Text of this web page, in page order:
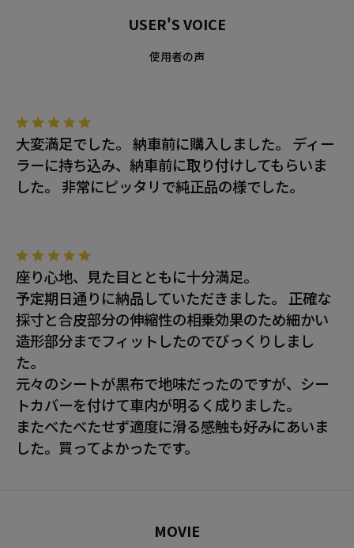
USER'S VOICE
使用者の声
大変満足でした。 納車前に購入しました。 ディー
ラーに持ち込み、納車前に取り付けしてもらいま
した。 非常にピッタリで純正品の様でした。
座り心地、見た目とともに十分満足。
予定期日通りに納品していただきました。 正確な
採寸と合皮部分の伸縮性の相乗効果のため細かい
造形部分までフィットしたのでびっくりしまし
た。
元々のシートが黒布で地味だったのですが、シー
トカバーを付けて車内が明るく成りました。
またべたべたせず適度に滑る感触も好みにあいま
した。買ってよかったです。
MOVIE